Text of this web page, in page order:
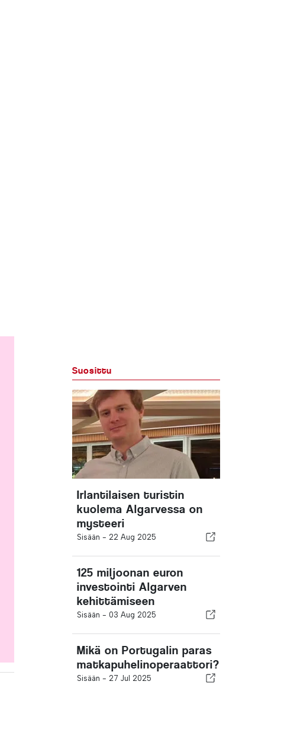
Suosittu
Irlantilaisen turistin
kuolema Algarvessa on
mysteeri
Sisään - 22 Aug 2025
125 miljoonan euron
investointi Algarven
kehittämiseen
Sisään - 03 Aug 2025
Mikä on Portugalin paras
matkapuhelinoperaattori?
Sisään - 27 Jul 2025